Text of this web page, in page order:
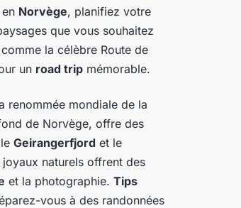
Norvège, planifiez votre
que vous souhaitez
la célèbre Route de
un road trip mémorable.
renommée mondiale de la
de Norvège, offre des
Geirangerfjord et le
naturels offrent des
et la photographie. Tips
vous à des randonnées